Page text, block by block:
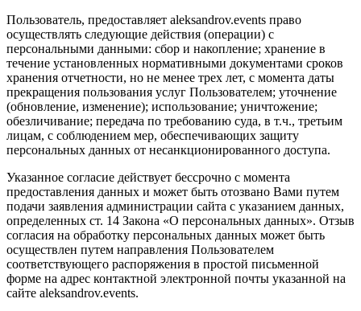
Пользователь, предоставляет aleksandrov.events право
осуществлять следующие действия (операции) с
персональными данными: сбор и накопление; хранение в
течение установленных нормативными документами сроков
хранения отчетности, но не менее трех лет, с момента даты
прекращения пользования услуг Пользователем; уточнение
(обновление, изменение); использование; уничтожение;
обезличивание; передача по требованию суда, в т.ч., третьим
лицам, с соблюдением мер, обеспечивающих защиту
персональных данных от несанкционированного доступа.
Указанное согласие действует бессрочно с момента
предоставления данных и может быть отозвано Вами путем
подачи заявления администрации сайта с указанием данных,
определенных ст. 14 Закона «О персональных данных». Отзыв
согласия на обработку персональных данных может быть
осуществлен путем направления Пользователем
соответствующего распоряжения в простой письменной
форме на адрес контактной электронной почты указанной на
сайте aleksandrov.events.